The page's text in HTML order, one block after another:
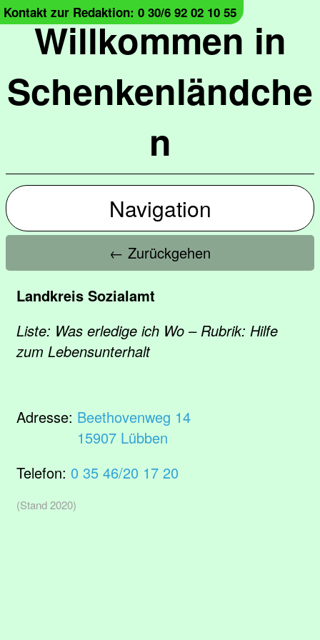
Willkommen in
Schenkenländche
n
Kontakt zur Redaktion: 0 30/6 92 02 10 55
Navigation
← Zurückgehen
Landkreis Sozialamt
Liste: Was erledige ich Wo – Rubrik: Hilfe
zum Lebensunterhalt
Adresse: Beethovenweg 14
15907 Lübben
Telefon: 0 35 46/20 17 20
(Stand 2020)